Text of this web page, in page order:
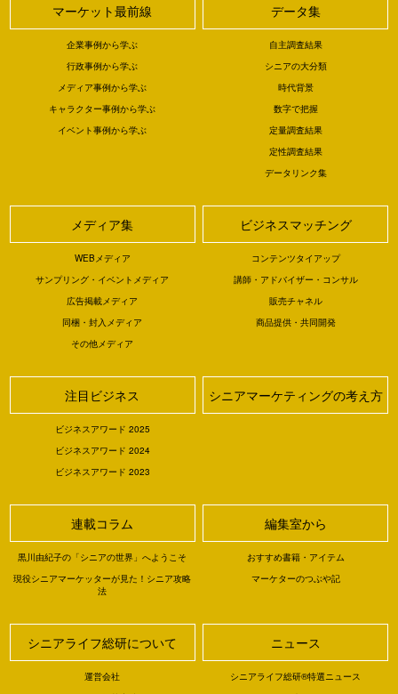
マーケット最前線
企業事例から学ぶ
行政事例から学ぶ
メディア事例から学ぶ
キャラクター事例から学ぶ
イベント事例から学ぶ
データ集
自主調査結果
シニアの大分類
時代背景
数字で把握
定量調査結果
定性調査結果
データリンク集
メディア集
WEBメディア
サンプリング・イベントメディア
広告掲載メディア
同梱・封入メディア
その他メディア
ビジネスマッチング
コンテンツタイアップ
講師・アドバイザー・コンサル
販売チャネル
商品提供・共同開発
注目ビジネス
ビジネスアワード 2025
ビジネスアワード 2024
ビジネスアワード 2023
シニアマーケティングの考え方
連載コラム
黒川由紀子の「シニアの世界」へようこそ
現役シニアマーケッターが見た！シニア攻略
法
編集室から
おすすめ書籍・アイテム
マーケターのつぶや記
シニアライフ総研について
運営会社
ニュース
シニアライフ総研®特選ニュース